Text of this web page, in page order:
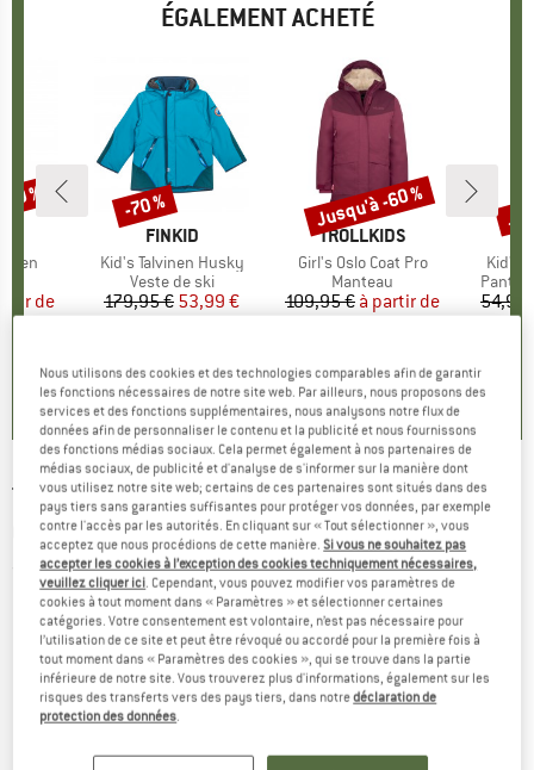
ÉGALEMENT ACHETÉ
réduit
de
%
MARQUE
FINKID
Article
Kid's Talvinen Husky
Product group
Veste de ski
Prix
179,95 €Prix réduit
53,99 €
5,0( 3
Remise
-70 %
MARQUE
TROLLKIDS
Article
Girl's Oslo Coat Pro
Product group
Manteau
Prix
109,95 € Prix réduit
à partir de
4,9(9)
Remise
Jusqu'à -60 %
Article
Kid's
54,95
THE NORTH FACE - Kid's Freedom Snow Suit -
Combinaison
(0)
Nous utilisons des cookies et des technologies comparables afin de garantir
les fonctions nécessaires de notre site web. Par ailleurs, nous proposons des
services et des fonctions supplémentaires, nous analysons notre flux de
données afin de personnaliser le contenu et la publicité et nous fournissons
des fonctions médias sociaux. Cela permet également à nos partenaires de
médias sociaux, de publicité et d'analyse de s'informer sur la manière dont
vous utilisez notre site web; certains de ces partenaires sont situés dans des
pays tiers sans garanties suffisantes pour protéger vos données, par exemple
contre l'accès par les autorités. En cliquant sur « Tout sélectionner », vous
acceptez que nous procédions de cette manière.Si vous ne souhaitez pas
accepter les cookies à l’exception des cookies techniquement nécessaires,
veuillez cliquer ici. Cependant, vous pouvez modifier vos paramètres de
cookies à tout moment dans « Paramètres » et sélectionner certaines
catégories. Votre consentement est volontaire, n’est pas nécessaire pour
l’utilisation de ce site et peut être révoqué ou accordé pour la première fois à
tout moment dans « Paramètres des cookies », qui se trouve dans la partie
inférieure de notre site. Vous trouverez plus d'informations, également sur les
risques des transferts vers des pays tiers, dans notredéclaration de
protection des données.